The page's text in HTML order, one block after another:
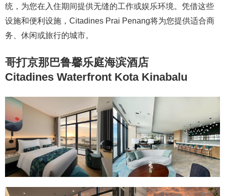
统，为您在入住期间提供无缝的工作或娱乐环境。凭借这些
设施和便利设施，Citadines Prai Penang将为您提供适合商
务、休闲或旅行的城市。
哥打京那巴鲁馨乐庭海滨酒店
Citadines Waterfront Kota Kinabalu